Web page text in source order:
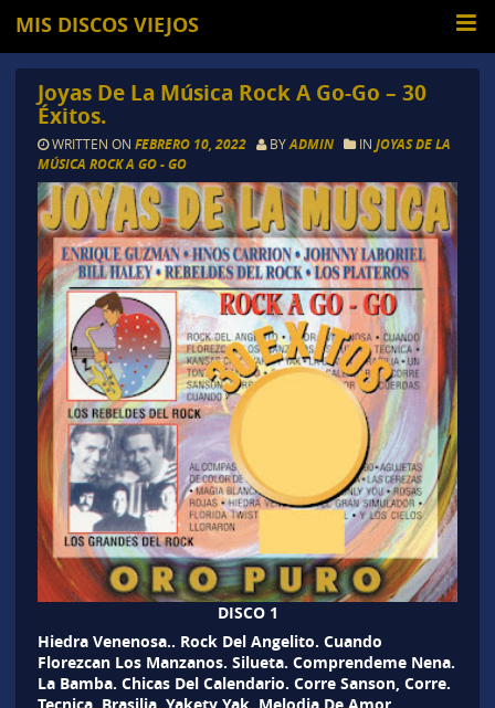
MIS DISCOS VIEJOS
Joyas De La Música Rock A Go-Go – 30
Éxitos.
WRITTEN ON FEBRERO 10, 2022 BYADMIN IN JOYAS DE LA
MÚSICA ROCK A GO - GO
DISCO 1
Hiedra Venenosa.. Rock Del Angelito. Cuando
Florezcan Los Manzanos. Silueta. Comprendeme Nena.
La Bamba. Chicas Del Calendario. Corre Sanson, Corre.